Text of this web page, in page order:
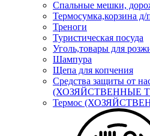
Спальные мешки,
Термосумка,корзина д/
Треноги
Туристическая посуда
Уголь,товары для
Шампура
Щепа для копчения
Средства защиты от
(ХОЗЯЙСТВЕННЫЕ
Термос